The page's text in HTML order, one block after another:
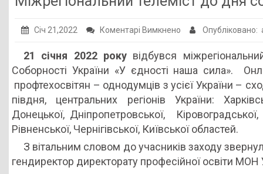
Публічна інформація
Заклади ПТО
Оголошення
Галерея
НМЦ ПТО України
Січ 21,2022 Коментарі Вимкнено до
телеміст
до
дня
соборності
України
«У
єдності
наша
21 січня 2022 року відбувся
Соборності України «У єдності наша сила».
профтехосвітян – однодумців з усієї України –
півдня, центральних регіонів України:
Донецької, Дніпропетровської, Кіровоградської,
Рівненської, Чернігівської, Київської областей.
З вітальним словом до учасників заходу
гендиректор директорату професійної освіти